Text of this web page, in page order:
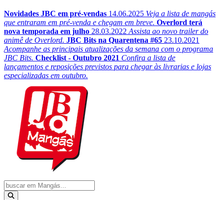
Novidades JBC em pré-vendas 14.06.2025 Veja a lista de mangás
que entraram em pré-venda e chegam em breve. Overlord terá
nova temporada em julho 28.03.2022 Assista ao novo trailer do
animê de Overlord. JBC Bits na Quarentena #65 23.10.2021
Acompanhe as principais atualizações da semana com o programa
JBC Bits. Checklist - Outubro 2021 Confira a lista de
lançamentos e reposições previstos para chegar às livrarias e lojas
especializadas em outubro.